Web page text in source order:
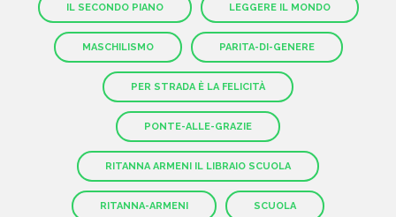
IL SECONDO PIANO LEGGERE IL MONDO
MASCHILISMO PARITA-DI-GENERE
PER STRADA È LA FELICITÀ
PONTE-ALLE-GRAZIE
RITANNA ARMENI IL LIBRAIO SCUOLA
RITANNA-ARMENI SCUOLA